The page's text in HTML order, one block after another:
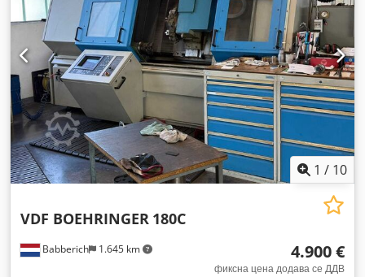
1 / 10
Babberich 1.645 km
VDF BOEHRINGER 180C
4.900 €
фиксна цена додава се ДДВ